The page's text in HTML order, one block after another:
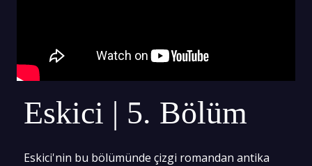
Eskici | 5. Bölüm
Eskici'nin bu bölümünde çizgi romandan antika